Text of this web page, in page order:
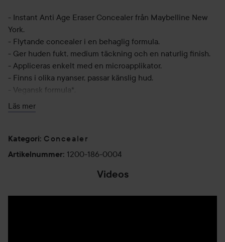
- Instant Anti Age Eraser Concealer från Maybelline New
York.
- Flytande concealer i en behaglig formula.
- Ger huden fukt, medium täckning och en naturlig finish.
- Appliceras enkelt med en microapplikator.
- Finns i olika nyanser, passar känslig hud.
- Vegansk formula*.
*Inga ingredienser av animaliskt ursprung
Användning:
Steg 1: Skruva den övre delen av applikatorn i pilens
direkt på området under ögonen eller där du önskar dölja
Läs mer
Kategori: Concealer
Artikelnummer: 1200-186-0004
Videos